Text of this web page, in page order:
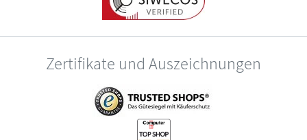
Zertifikate und Auszeichnungen